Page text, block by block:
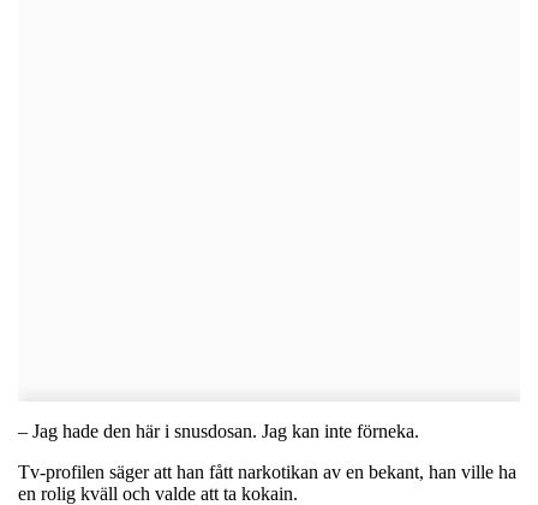
– Jag hade den här i snusdosan. Jag kan inte förneka.
Tv-profilen säger att han fått narkotikan av en bekant, han ville ha
en rolig kväll och valde att ta kokain.